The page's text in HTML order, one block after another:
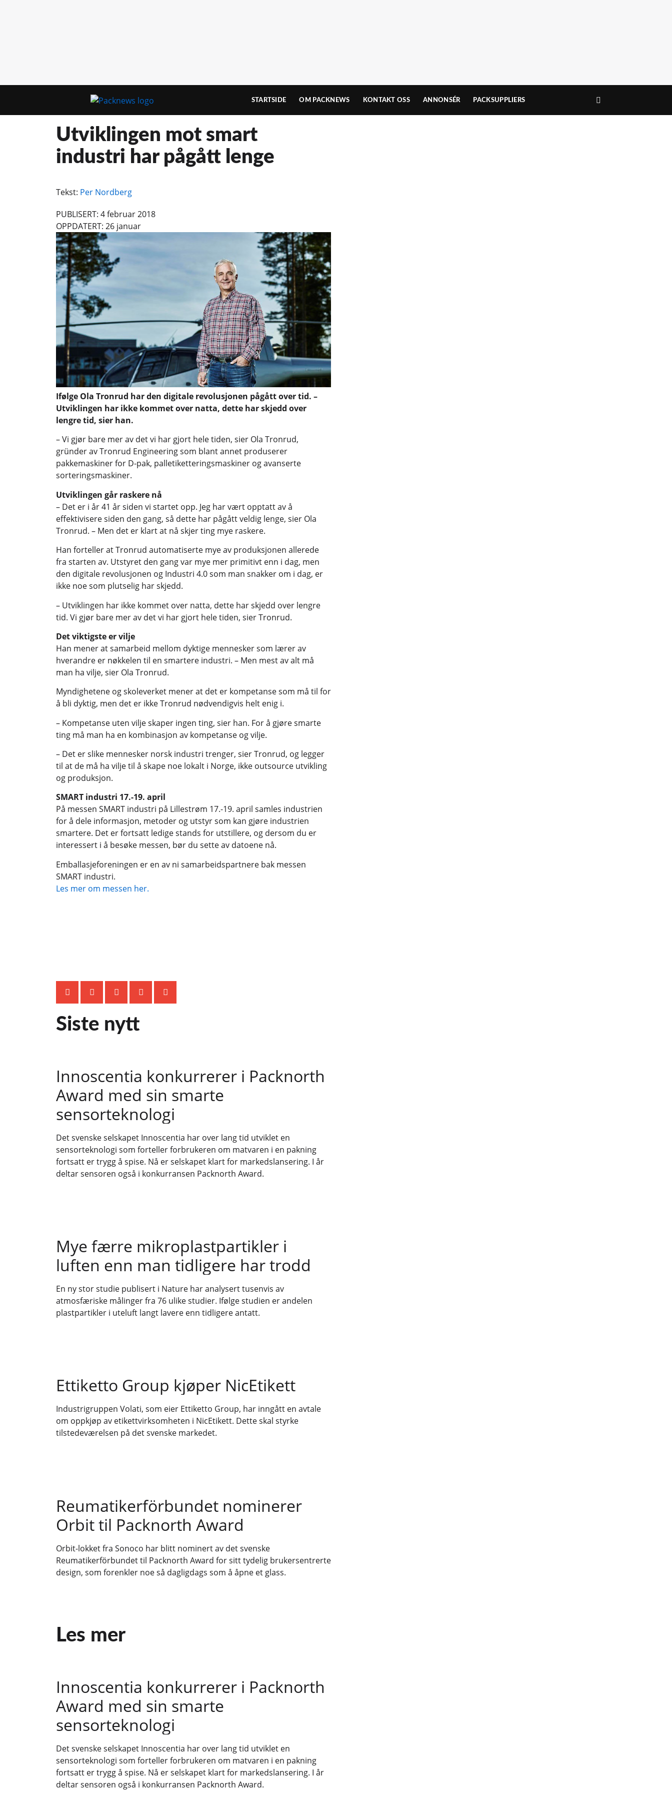
STARTSIDE OM PACKNEWS KONTAKT OSS ANNONSÉR PACKSUPPLIERS
Utviklingen mot smart
industri har pågått lenge
Tekst: Per Nordberg
PUBLISERT: 4 februar 2018
OPPDATERT: 26 januar
Ifølge Ola Tronrud har den digitale revolusjonen pågått over tid. –
Utviklingen har ikke kommet over natta, dette har skjedd over
lengre tid, sier han.
– Vi gjør bare mer av det vi har gjort hele tiden, sier Ola Tronrud,
gründer av Tronrud Engineering som blant annet produserer
pakkemaskiner for D-pak, palletiketteringsmaskiner og avanserte
sorteringsmaskiner.
Utviklingen går raskere nå
– Det er i år 41 år siden vi startet opp. Jeg har vært opptatt av å
effektivisere siden den gang, så dette har pågått veldig lenge, sier Ola
Tronrud. – Men det er klart at nå skjer ting mye raskere.
Han forteller at Tronrud automatiserte mye av produksjonen allerede
fra starten av. Utstyret den gang var mye mer primitivt enn i dag, men
den digitale revolusjonen og Industri 4.0 som man snakker om i dag, er
ikke noe som plutselig har skjedd.
– Utviklingen har ikke kommet over natta, dette har skjedd over lengre
tid. Vi gjør bare mer av det vi har gjort hele tiden, sier Tronrud.
Det viktigste er vilje
Han mener at samarbeid mellom dyktige mennesker som lærer av
hverandre er nøkkelen til en smartere industri. – Men mest av alt må
man ha vilje, sier Ola Tronrud.
Myndighetene og skoleverket mener at det er kompetanse som må til for
å bli dyktig, men det er ikke Tronrud nødvendigvis helt enig i.
– Kompetanse uten vilje skaper ingen ting, sier han. For å gjøre smarte
ting må man ha en kombinasjon av kompetanse og vilje.
– Det er slike mennesker norsk industri trenger, sier Tronrud, og legger
til at de må ha vilje til å skape noe lokalt i Norge, ikke outsource utvikling
og produksjon.
SMART industri 17.-19. april
På messen SMART industri på Lillestrøm 17.-19. april samles industrien
for å dele informasjon, metoder og utstyr som kan gjøre industrien
smartere. Det er fortsatt ledige stands for utstillere, og dersom du er
interessert i å besøke messen, bør du sette av datoene nå.
Emballasjeforeningen er en av ni samarbeidspartnere bak messen
SMART industri.
Les mer om messen her.
Siste nytt
Innoscentia konkurrerer i Packnorth
Award med sin smarte
sensorteknologi
Det svenske selskapet Innoscentia har over lang tid utviklet en
sensorteknologi som forteller forbrukeren om matvaren i en pakning
fortsatt er trygg å spise. Nå er selskapet klart for markedslansering. I år
deltar sensoren også i konkurransen Packnorth Award.
Mye færre mikroplastpartikler i
luften enn man tidligere har trodd
En ny stor studie publisert i Nature har analysert tusenvis av
atmosfæriske målinger fra 76 ulike studier. Ifølge studien er andelen
plastpartikler i uteluft langt lavere enn tidligere antatt.
Ettiketto Group kjøper NicEtikett
Industrigruppen Volati, som eier Ettiketto Group, har inngått en avtale
om oppkjøp av etikettvirksomheten i NicEtikett. Dette skal styrke
tilstedeværelsen på det svenske markedet.
Reumatikerförbundet nominerer
Orbit til Packnorth Award
Orbit-lokket fra Sonoco har blitt nominert av det svenske
Reumatikerförbundet til Packnorth Award for sitt tydelig brukersentrerte
design, som forenkler noe så dagligdags som å åpne et glass.
Les mer
Innoscentia konkurrerer i Packnorth
Award med sin smarte
sensorteknologi
Det svenske selskapet Innoscentia har over lang tid utviklet en
sensorteknologi som forteller forbrukeren om matvaren i en pakning
fortsatt er trygg å spise. Nå er selskapet klart for markedslansering. I år
deltar sensoren også i konkurransen Packnorth Award.